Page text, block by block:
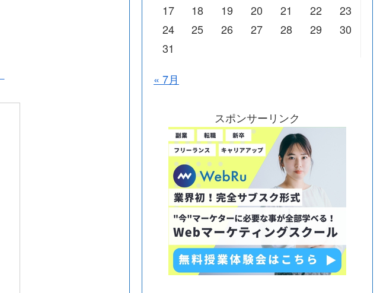
17
18 19 20 21 22
23
24
25 26 27 28 29
30
31
« 7月
スポンサーリンク